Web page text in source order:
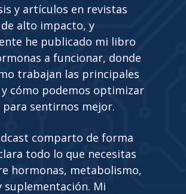
y artículos en revistas
alto impacto, y
he publicado mi libro
a funcionar, donde
trabajan las principales
cómo podemos optimizar
sentirnos mejor.
comparto de forma
todo lo que necesitas
hormonas, metabolismo,
suplementación. Mi